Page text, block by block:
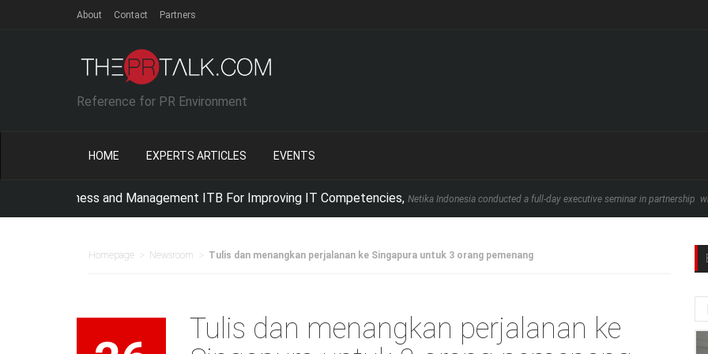
About Contact Partners
Reference for PR Environment
HOME EXPERTS ARTICLES EVENTS
Business and Management ITB For Improving IT Competencies,Netika Indonesia conducted a full-day executive seminar in partnership with
Homepage Newsroom Tulis dan menangkan perjalanan ke Singapura untuk 3 orang pemenang
Tulis dan menangkan perjalanan ke